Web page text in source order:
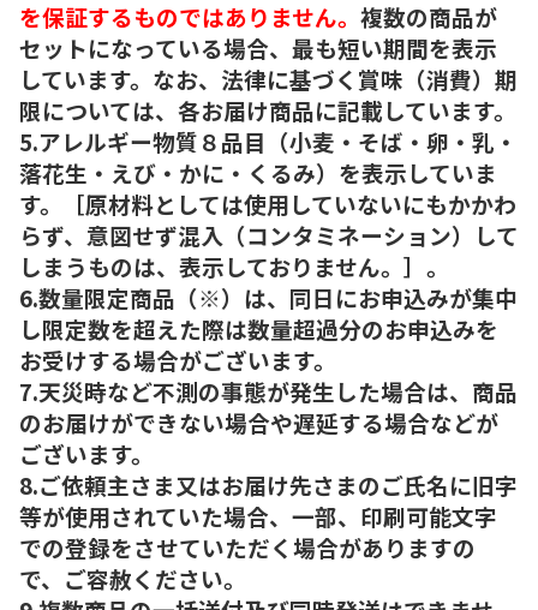
を保証するものではありません。 複数の商品が
セットになっている場合、最も短い期間を表示
しています。なお、法律に基づく賞味（消費）期
限については、各お届け商品に記載しています。
5.アレルギー物質８品目（小麦・そば・卵・乳・
落花生・えび・かに・くるみ）を表示していま
す。［原材料としては使用していないにもかかわ
らず、意図せず混入（コンタミネーション）して
しまうものは、表示しておりません。］。
6.数量限定商品（※）は、同日にお申込みが集中
し限定数を超えた際は数量超過分のお申込みを
お受けする場合がございます。
7.天災時など不測の事態が発生した場合は、商品
のお届けができない場合や遅延する場合などが
ございます。
8.ご依頼主さま又はお届け先さまのご氏名に旧字
等が使用されていた場合、一部、印刷可能文字
での登録をさせていただく場合がありますの
で、ご容赦ください。